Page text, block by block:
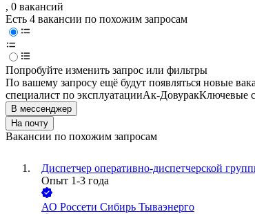
, 0 вакансий
Есть 4 вакансии по похожим запросам
Попробуйте изменить запрос или фильтры
По вашему запросу ещё будут появляться новые
специалист по эксплуатацииАк-ДовуракКлючевые
В мессенджер
На почту
Вакансии по похожим запросам
Диспетчер оперативно-диспетчерской
Опыт 1-3 года
АО Россети Сибирь Тываэнерго